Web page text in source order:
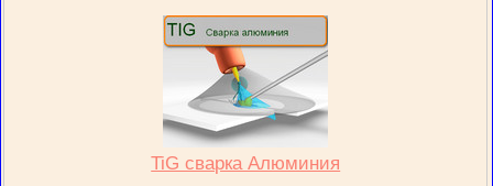
TiG сварка Алюминия